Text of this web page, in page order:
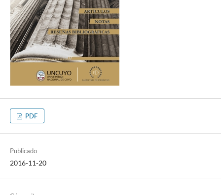
PDF
Publicado
2016-11-20